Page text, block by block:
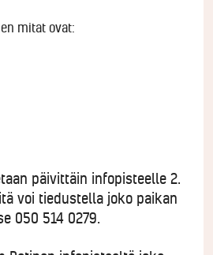
mitat ovat:
päivittäin infopisteelle 2.
voi tiedustella joko paikan
050 514 0279.